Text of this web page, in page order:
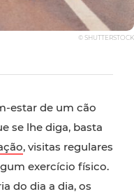
© SHUTTERSTOCK
estar de um cão
se lhe diga, basta
, visitas regulares
exercício físico.
do dia a dia, os